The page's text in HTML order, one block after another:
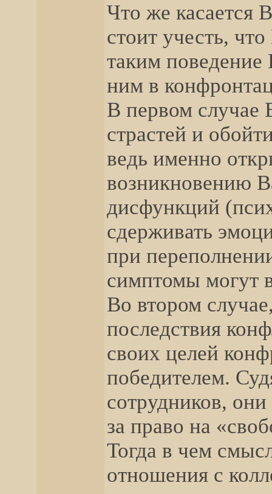
Что же касается
стоит учесть,
таким поведение
ним в
В первом случае
страстей и
ведь именно
возникновению
дисфункций
сдерживать
при
симптомы могут
Во втором
последствия
своих целей
победителем.
сотрудников,
за право на
Тогда в чем
отношения с